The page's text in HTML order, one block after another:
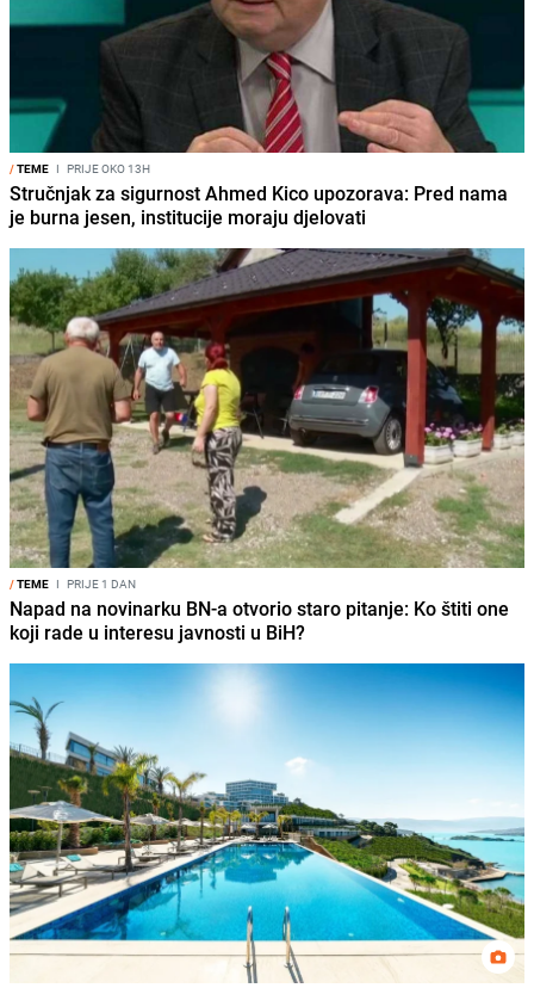
/TEME I PRIJE OKO 13H
Stručnjak za sigurnost Ahmed Kico upozorava: Pred nama
je burna jesen, institucije moraju djelovati
/TEME I PRIJE 1 DAN
Napad na novinarku BN-a otvorio staro pitanje: Ko štiti one
koji rade u interesu javnosti u BiH?